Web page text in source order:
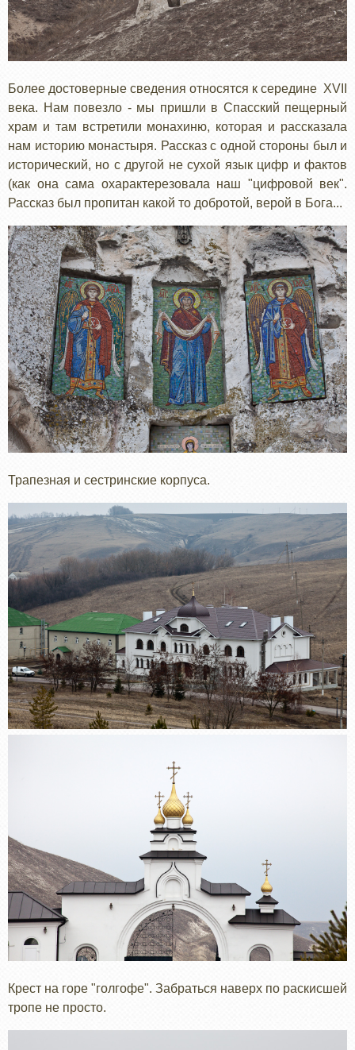
Более достоверные сведения относятся к середине XVII
века. Нам повезло - мы пришли в Спасский пещерный
храм и там встретили монахиню, которая и рассказала
нам историю монастыря. Рассказ с одной стороны был и
исторический, но с другой не сухой язык цифр и фактов
(как она сама охарактерезовала наш "цифровой век".
Рассказ был пропитан какой то добротой, верой в Бога...
Трапезная и сестринские корпуса.
Крест на горе "голгофе". Забраться наверх по раскисшей
тропе не просто.